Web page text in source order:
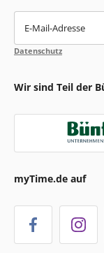
E-Mail-Adresse
Datenschutz
Wir sind Teil der
myTime.de auf